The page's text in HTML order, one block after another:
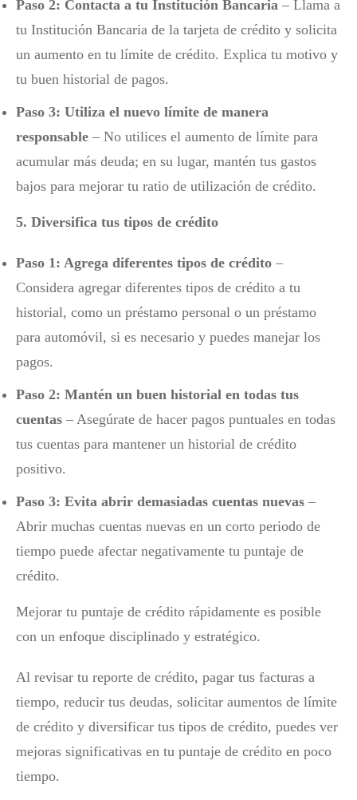
Paso 2: Contacta a tu Institución Bancaria – Llama a
tu Institución Bancaria de la tarjeta de crédito y solicita
un aumento en tu límite de crédito. Explica tu motivo y
tu buen historial de pagos.
Paso 3: Utiliza el nuevo límite de manera
responsable – No utilices el aumento de límite para
acumular más deuda; en su lugar, mantén tus gastos
bajos para mejorar tu ratio de utilización de crédito.
5. Diversifica tus tipos de crédito
Paso 1: Agrega diferentes tipos de crédito –
Considera agregar diferentes tipos de crédito a tu
historial, como un préstamo personal o un préstamo
para automóvil, si es necesario y puedes manejar los
pagos.
Paso 2: Mantén un buen historial en todas tus
cuentas – Asegúrate de hacer pagos puntuales en todas
tus cuentas para mantener un historial de crédito
positivo.
Paso 3: Evita abrir demasiadas cuentas nuevas –
Abrir muchas cuentas nuevas en un corto periodo de
tiempo puede afectar negativamente tu puntaje de
crédito.
Mejorar tu puntaje de crédito rápidamente es posible
con un enfoque disciplinado y estratégico.
Al revisar tu reporte de crédito, pagar tus facturas a
tiempo, reducir tus deudas, solicitar aumentos de límite
de crédito y diversificar tus tipos de crédito, puedes ver
mejoras significativas en tu puntaje de crédito en poco
tiempo.